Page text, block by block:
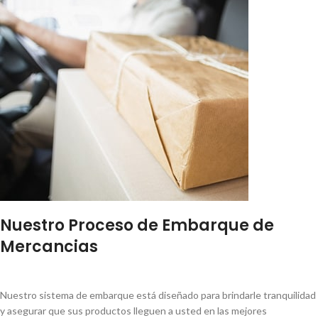
Nuestro Proceso de Embarque de
Mercancias
Nuestro sistema de embarque está diseñado para brindarle tranquilidad
y asegurar que sus productos lleguen a usted en las mejores